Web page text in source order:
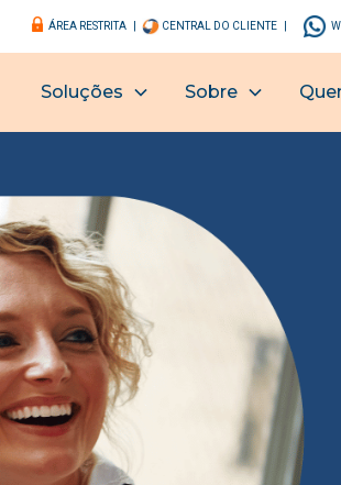
ÁREA RESTRITA | CENTRAL DO CLIENTE |
Soluções Sobre